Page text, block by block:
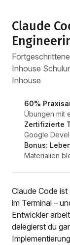
Claude
Inhouse
Inhouse
60%
Übungen mit
Zertifizierte
Google
Bonus:
Materialien
Claude Code
im Terminal –
Entwickler
delegierst du